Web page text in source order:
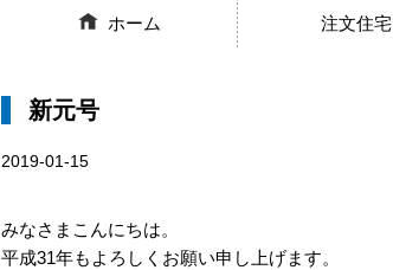
ホーム 注文住宅
新元号
2019-01-15
みなさまこんにちは。
平成31年もよろしくお願い申し上げます。